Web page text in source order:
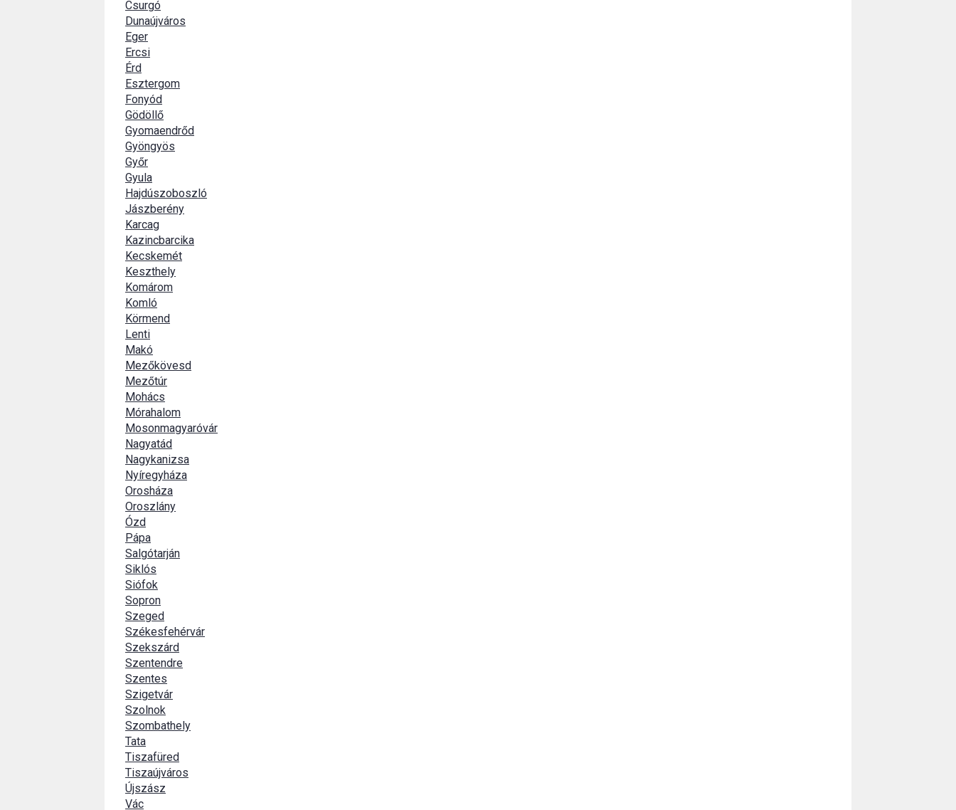
Csurgó
Dunaújváros
Eger
Ercsi
Érd
Esztergom
Fonyód
Gödöllő
Gyomaendrőd
Gyöngyös
Győr
Gyula
Hajdúszoboszló
Jászberény
Karcag
Kazincbarcika
Kecskemét
Keszthely
Komárom
Komló
Körmend
Lenti
Makó
Mezőkövesd
Mezőtúr
Mohács
Mórahalom
Mosonmagyaróvár
Nagyatád
Nagykanizsa
Nyíregyháza
Orosháza
Oroszlány
Ózd
Pápa
Salgótarján
Siklós
Siófok
Sopron
Szeged
Székesfehérvár
Szekszárd
Szentendre
Szentes
Szigetvár
Szolnok
Szombathely
Tata
Tiszafüred
Tiszaújváros
Újszász
Vác